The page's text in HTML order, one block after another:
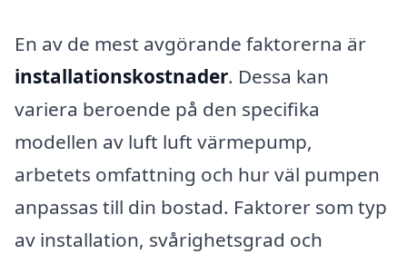
En av de mest avgörande faktorerna är
installationskostnader. Dessa kan
variera beroende på den specifika
modellen av luft luft värmepump,
arbetets omfattning och hur väl pumpen
anpassas till din bostad. Faktorer som typ
av installation, svårighetsgrad och